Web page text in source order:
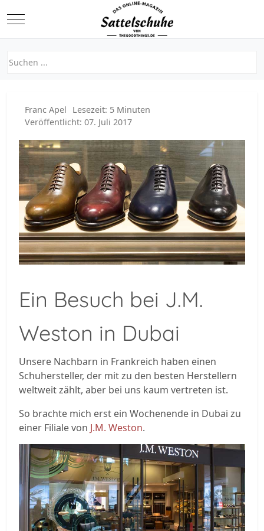
Mobile Menu Toggle
Franc Apel
Lesezeit: 5 Minuten
Veröffentlicht: 07. Juli 2017
Ein Besuch bei J.M.
Weston in Dubai
Unsere Nachbarn in Frankreich haben einen
Schuhersteller, der mit zu den besten Herstellern
weltweit zählt, aber bei uns kaum vertreten ist.
So brachte mich erst ein Wochenende in Dubai zu
einer Filiale von J.M. Weston.